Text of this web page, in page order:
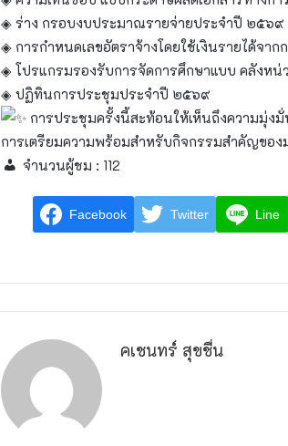
◈ ร่าง กรอบงบประมาณรายจ่ายประจำปี ๒๕๖๙
◈ การกำหนดเลขอัตราจ้างโดยใช้เงินรายได้จา
◈ โปรแกรมรองรับการจัดการศึกษาแบบ คลังหน่
◈ ปฏิทินการประชุมประจำปี ๒๕๖๙
การประชุมครั้งนี้สะท้อนให้เห็นถึงความมุ่ง
การเตรียมความพร้อมสำหรับกิจกรรมสำคัญของ
จำนวนผู้ชม : 112
Facebook Twitter Line
คเชนทร์ สุขชื่น